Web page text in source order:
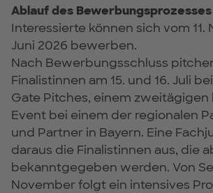
Ablauf des Bewerbungsprozesses
Interessierte können sich vom 11.
Juni 2026 bewerben.
Nach Bewerbungsschluss
Finalistinnen am 15. und 16. Juli
Gate Pitches, einem
Event bei einem der regionalen
und Partner in Bayern. Eine
daraus die Finalistinnen aus, die
bekanntgegeben werden. Von
November folgt ein intensives